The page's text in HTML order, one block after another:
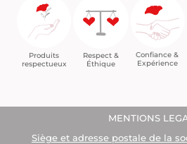
Produits
respectueux
Respect &
Éthique
Confiance &
Expérience
MENTIONS
Siège et adresse postale de la